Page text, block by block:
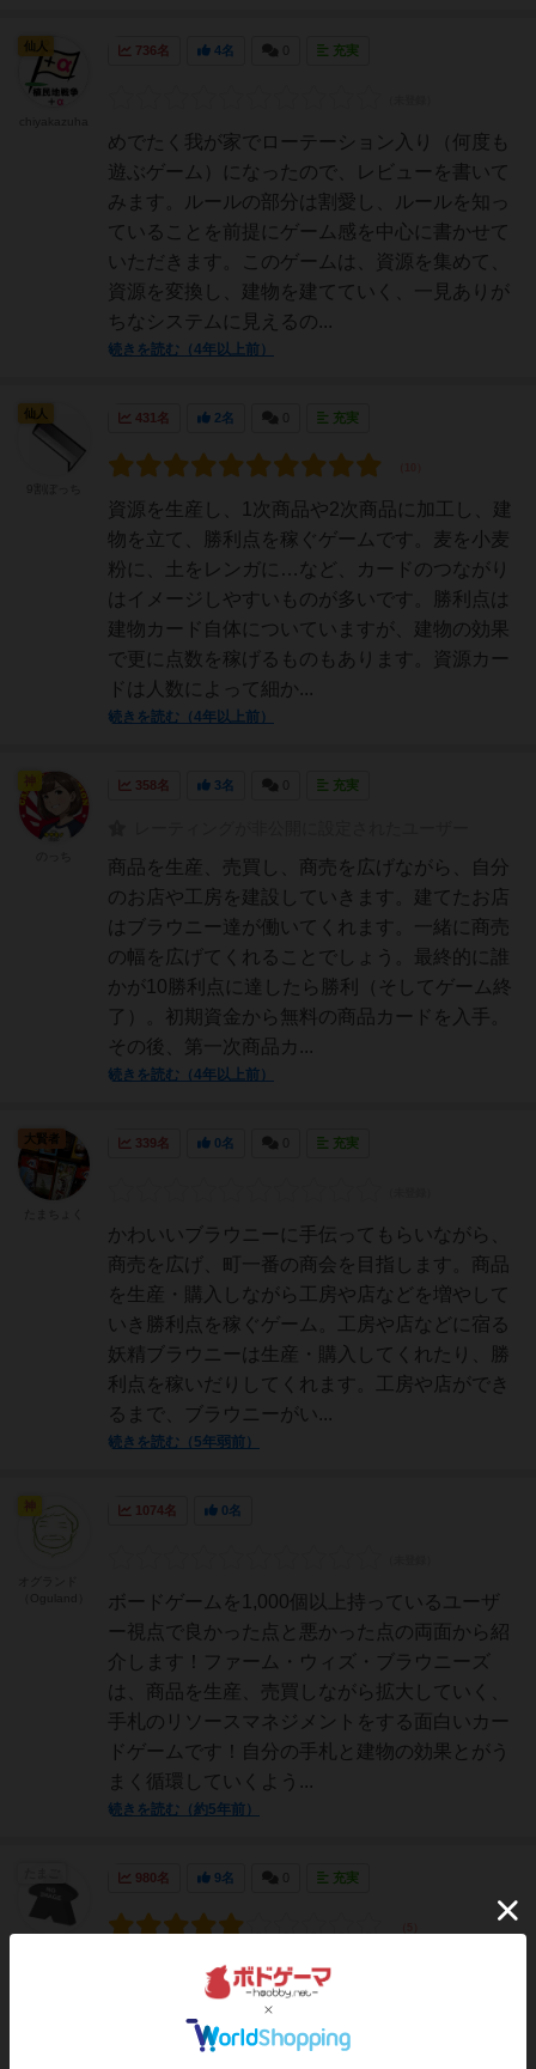
736名 4名 充実
めでたく我が家でローテーション入り（何度も
遊ぶゲーム）になったので、レビューを書いて
みます。ルールの部分は割愛し、ルールを知っ
ていることを前提にゲーム感を中心に書かせて
いただきます。このゲームは、資源を集めて、
資源を変換し、建物を建てていく、一見ありが
ちなシステムに見えるの...
続きを読む（4年以上前）
仙人
431名 2名 充実
資源を生産し、1次商品や2次商品に加工し、建
物を立て、勝利点を稼ぐゲームです。麦を小麦
粉に、土をレンガに…など、カードのつながり
はイメージしやすいものが多いです。勝利点は
建物カード自体についていますが、建物の効果
で更に点数を稼げるものもあります。資源カー
ドは人数によって細か...
続きを読む（4年以上前）
仙人
358名 3名 充実
商品を生産、売買し、商売を広げながら、自分
のお店や工房を建設していきます。建てたお店
はブラウニー達が働いてくれます。一緒に商売
の幅を広げてくれることでしょう。最終的に誰
かが10勝利点に達したら勝利（そしてゲーム終
了）。初期資金から無料の商品カードを入手。
その後、第一次商品カ...
続きを読む（4年以上前）
339名 0名 充実
かわいいブラウニーに手伝ってもらいながら、
商売を広げ、町一番の商会を目指します。商品
を生産・購入しながら工房や店などを増やして
いき勝利点を稼ぐゲーム。工房や店などに宿る
妖精ブラウニーは生産・購入してくれたり、勝
利点を稼いだりしてくれます。工房や店ができ
るまで、ブラウニーがい...
続きを読む（5年弱前）
大賢者
1074名 0名
ボードゲームを1,000個以上持っているユーザ
ー視点で良かった点と悪かった点の両面から紹
介します！ファーム・ウィズ・ブラウニーズ
は、商品を生産、売買しながら拡大していく、
手札のリソースマネジメントをする面白いカー
ドゲームです！自分の手札と建物の効果とがう
まく循環していくよう...
続きを読む（約5年前）
980名 9名 充実
■個人的な評価・05/10■概要・ブラウニーズと
呼ばれる妖精達と共に商会を発展させ、町１番
の商会を目指すカードゲーム・手札の資源カー
ドを上位の資源カード、あるいは建物カードと